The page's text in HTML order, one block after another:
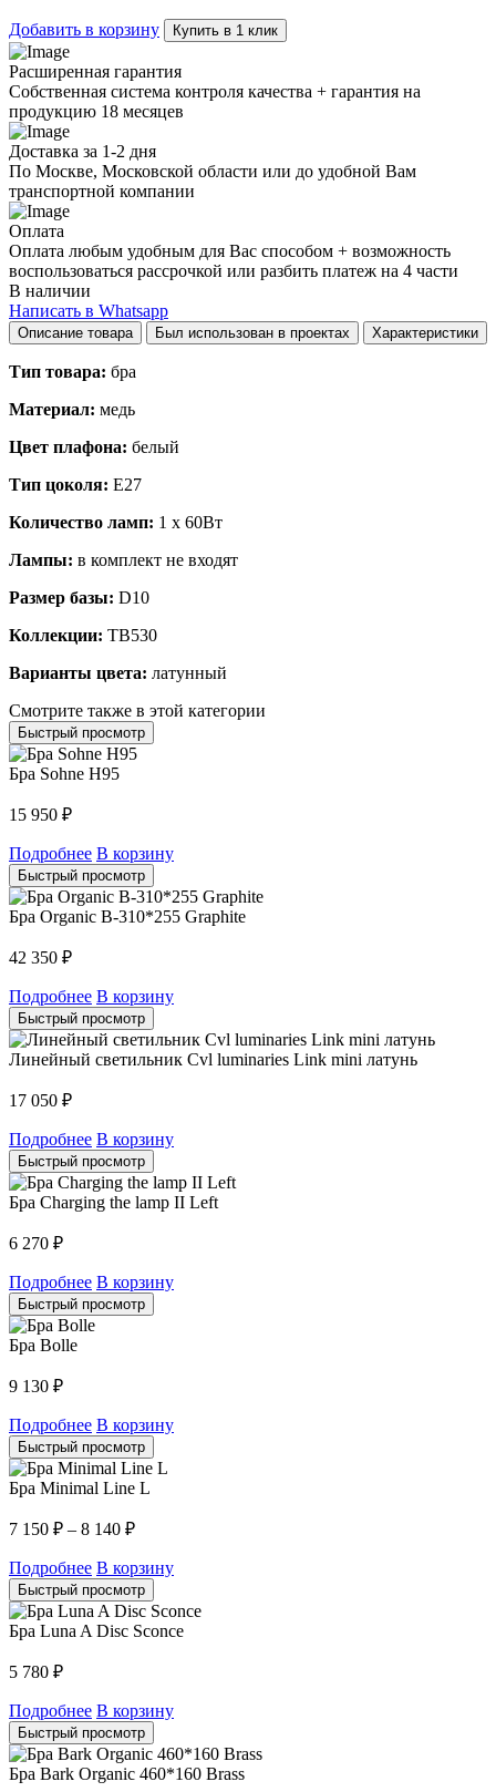
Добавить в корзину Купить в 1 клик
Расширенная гарантия
Собственная система контроля качества + гарантия на
продукцию 18 месяцев
Доставка за 1-2 дня
По Москве, Московской области или до удобной Вам
транспортной компании
Оплата
Оплата любым удобным для Вас способом + возможность
воспользоваться рассрочкой или разбить платеж на 4 части
В наличии
Написать в Whatsapp
Описание товара Был использован в проектах Характеристики
Тип товара: бра
Материал: медь
Цвет плафона: белый
Тип цоколя: E27
Количество ламп: 1 x 60Вт
Лампы: в комплект не входят
Размер базы: D10
Коллекции: TB530
Варианты цвета: латунный
Смотрите также в этой категории
Быстрый просмотр
Бра Sohne H95
15 950 ₽
Подробнее В корзину
Быстрый просмотр
Бра Organic B-310*255 Graphite
42 350 ₽
Подробнее В корзину
Быстрый просмотр
Линейный светильник Cvl luminaries Link mini латунь
17 050 ₽
Подробнее В корзину
Быстрый просмотр
Бра Charging the lamp II Left
6 270 ₽
Подробнее В корзину
Быстрый просмотр
Бра Bolle
9 130 ₽
Подробнее В корзину
Быстрый просмотр
Бра Minimal Line L
7 150 ₽ – 8 140 ₽
Подробнее В корзину
Быстрый просмотр
Бра Luna A Disc Sconce
5 780 ₽
Подробнее В корзину
Быстрый просмотр
Бра Bark Organic 460*160 Brass